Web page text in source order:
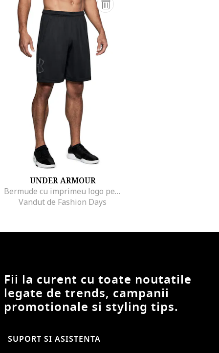
UNDER ARMOUR
Bermude cu imprimeu logo pentru antrenament Tech™, Negru
Vandut de Fashion Days
Fii la curent cu toate noutatile
legate de trends, campanii
promotionale si styling tips.
SUPORT SI ASISTENTA